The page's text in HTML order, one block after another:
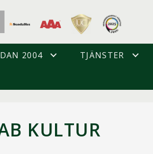
2004 TJÄNSTER
KULTUR